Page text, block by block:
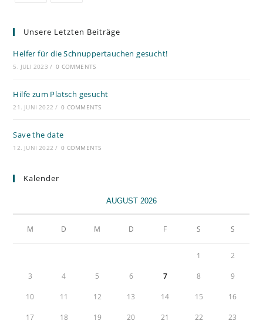
Unsere Letzten Beiträge
Helfer für die Schnuppertauchen gesucht!
5. JULI 2023 / 0 COMMENTS
Hilfe zum Platsch gesucht
21. JUNI 2022 / 0 COMMENTS
Save the date
12. JUNI 2022 / 0 COMMENTS
Kalender
AUGUST 2026
M D M D F S S
1 2
3 4 5 6 7 8 9
10 11 12 13 14 15 16
17 18 19 20 21 22 23